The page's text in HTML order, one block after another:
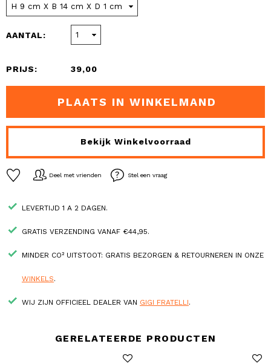
AANTAL:
PRIJS: 39,00
PLAATS IN WINKELMAND
Bekijk Winkelvoorraad
Deel met vrienden Stel een vraag
LEVERTIJD 1 A 2 DAGEN.
GRATIS VERZENDING VANAF €44,95.
MINDER CO² UITSTOOT: GRATIS BEZORGEN & RETOURNEREN IN ONZE
WINKELS.
WIJ ZIJN OFFICIEEL DEALER VAN GIGI FRATELLI.
GERELATEERDE PRODUCTEN